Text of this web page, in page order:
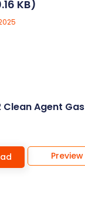
KB)
Clean Agent Gas
Preview